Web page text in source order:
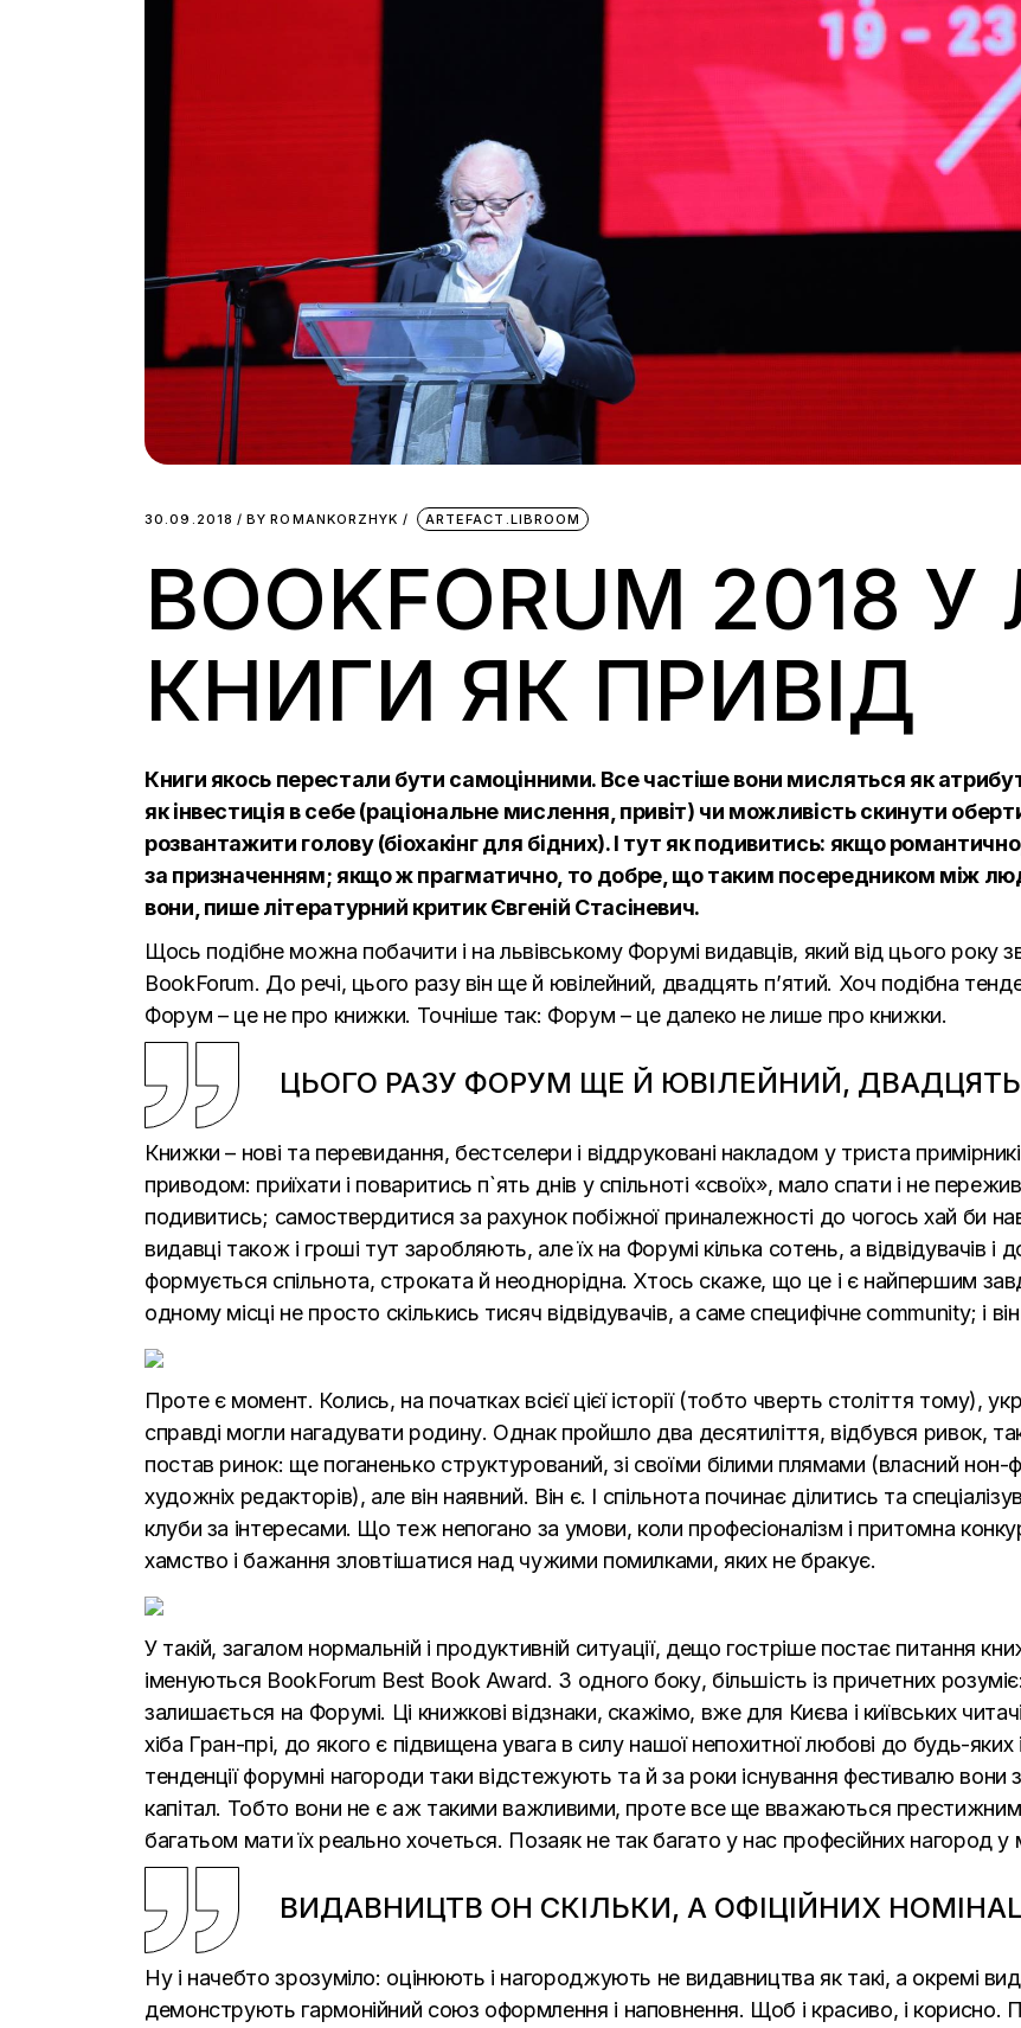
30.09.2018 BY ROMANKORZHYK ARTEFACT.LIBROOM
BOOKFORUM 2018
КНИГИ ЯК ПРИВІД
Книги якось перестали бути самоцінними. Все частіше вони мисляться як
як інвестиція в себе (раціональне мислення, привіт) чи можливість скинути
розвантажити голову (біохакінг для бідних). І тут як подивитись: якщо
за призначенням; якщо ж прагматично, то добре, що таким посередником між
вони, пише літературний критикЄвгеній Стасіневич.
Щось подібне можна побачити і на львівському Форумі видавців, який від цього року
BookForum. До речі, цього разу він ще й ювілейний, двадцять п’ятий. Хоч подібна
Форум – це не про книжки. Точніше так: Форум – це далеко не лише про книжки.
ЦЬОГО РАЗУ ФОРУМ ЩЕ Й ЮВІЛЕЙНИЙ, ДВАДЦЯТЬ
Книжки – нові та перевидання, бестселери і віддруковані накладом у триста
приводом: приїхати і поваритись п`ять днів у спільноті «своїх», мало спати і не
подивитись; самоствердитися за рахунок побіжної приналежності до чогось хай би
видавці також і гроші тут заробляють, але їх на Форумі кілька сотень, а відвідувачів і
формується спільнота, строката й неоднорідна. Хтось скаже, що це і є найпершим
одному місці не просто скількись тисяч відвідувачів, а саме специфічне community; і
Проте є момент. Колись, на початках всієї цієї історії (тобто чверть століття тому),
справді могли нагадувати родину. Однак пройшло два десятиліття, відбувся ривок,
постав ринок: ще поганенько структурований, зі своїми білими плямами (власний нон-
художніх редакторів), але він наявний. Він є. І спільнота починає ділитись та
клуби за інтересами. Що теж непогано за умови, коли професіоналізм і притомна
хамство і бажання зловтішатися над чужими помилками, яких не бракує.
У такій, загалом нормальній і продуктивній ситуації, дещо гостріше постає питання
іменуються BookForum Best Book Award. З одного боку, більшість із причетних
залишається на Форумі. Ці книжкові відзнаки, скажімо, вже для Києва і київських
хіба Гран-прі, до якого є підвищена увага в силу нашої непохитної любові до будь-яких
тенденції форумні нагороди таки відстежують та й за роки існування фестивалю вони
капітал. Тобто вони не є аж такими важливими, проте все ще вважаються
багатьом мати їх реально хочеться. Позаяк не так багато у нас професійних нагород
ВИДАВНИЦТВ ОН СКІЛЬКИ, А ОФІЦІЙНИХ
Ну і начебто зрозуміло: оцінюють і нагороджують не видавництва як такі, а окремі
демонструють гармонійний союз оформлення і наповнення. Щоб і красиво, і корисно.